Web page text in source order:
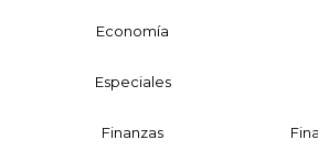
Economía
Especiales
Finanzas